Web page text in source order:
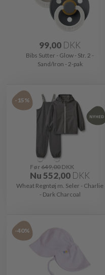
99,00 DKK
Bibs Sutter - Glow - Str. 2 -
Sand/Iron - 2-pak
-15%
Før649,00DKK
Nu552,00 DKK
Wheat Regntøj m. Seler - Charlie
- Dark Charcoal
-40%